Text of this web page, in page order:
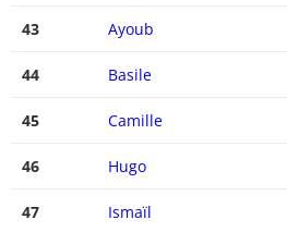
43 Ayoub
44 Basile
45 Camille
46 Hugo
47 Ismaïl